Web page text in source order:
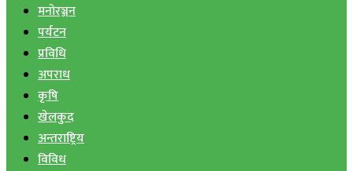
मनोरञ्जन
पर्यटन
प्रविधि
अपराध
कृषि
खेलकुद
अन्तराष्ट्रिय
विविध